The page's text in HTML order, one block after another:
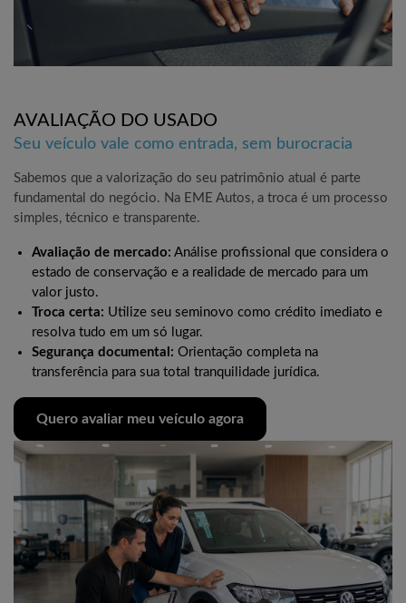
AVALIAÇÃO DO USADO
Seu veículo vale como entrada, sem burocracia
Sabemos que a valorização do seu patrimônio atual é parte
fundamental do negócio. Na EME Autos, a troca é um processo
simples, técnico e transparente.
Avaliação de mercado: Análise profissional que considera o
estado de conservação e a realidade de mercado para um
valor justo.
Troca certa: Utilize seu seminovo como crédito imediato e
resolva tudo em um só lugar.
Segurança documental: Orientação completa na
transferência para sua total tranquilidade jurídica.
Quero avaliar meu veículo agora